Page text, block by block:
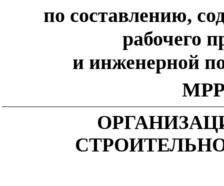
по составлению,
рабочего
и инженерной